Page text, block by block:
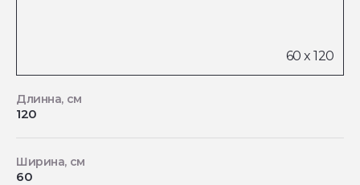
Длинна, см
120
Ширина, см
60